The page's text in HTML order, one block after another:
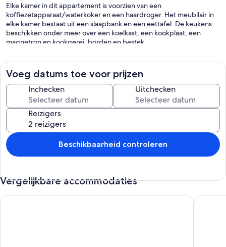
Elke kamer in dit appartement is voorzien van een
koffiezetapparaat/waterkoker en een haardroger. Het meubilair in
elke kamer bestaat uit een slaapbank en een eettafel. De keukens
beschikken onder meer over een koelkast, een kookplaat, een
magnetron en kookgerei, borden en bestek.
Bresse is wifi gratis.
De onderstaande recreatieve activiteiten vind je ter plaatse of in de
directe omgeving. Mogelijk zijn toeslagen van toepassing.
Voeg datums toe voor prijzen
Inchecken Uitchecken
Reizigers
Beschikbaarheid controleren
Vergelijkbare accommodaties
Aux 4 saisons - Proche de Gérardmer